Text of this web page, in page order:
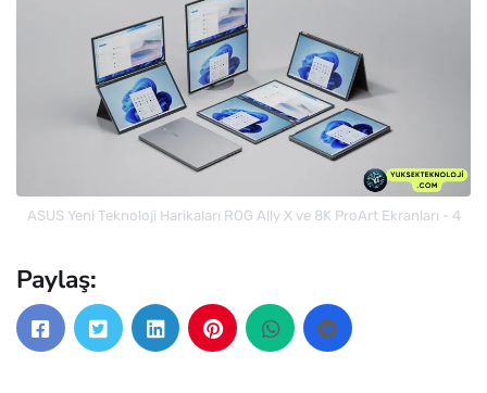
ASUS Yeni Teknoloji Harikaları ROG Ally X ve 8K ProArt Ekranları - 4
Paylaş: